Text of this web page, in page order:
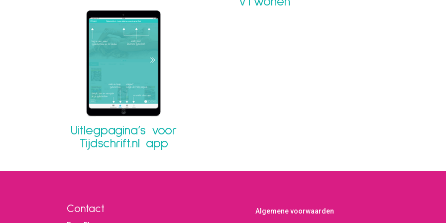
Uitlegpagina’s voor
Tijdschrift.nl app
Contact Algemene voorwaarden